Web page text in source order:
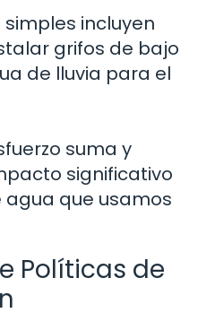
incluyen
grifos de bajo
de lluvia para el
suma y
significativo
que usamos
Políticas de